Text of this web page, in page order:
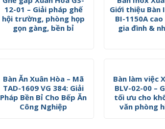
12-01 – Giải pháp ghế
hội trường, phòng họp
gọn gàng, bền bỉ
Giới thiệu Bàn
BI-1150A
gia đình &
Bàn Ăn Xuân Hòa – Mã
TAD-1609 VG 384: Giải
Pháp Bền Bỉ Cho Bếp Ăn
Công Nghiệp
Bàn làm việc
BLV-02-00 –
tối ưu cho
văn phòng